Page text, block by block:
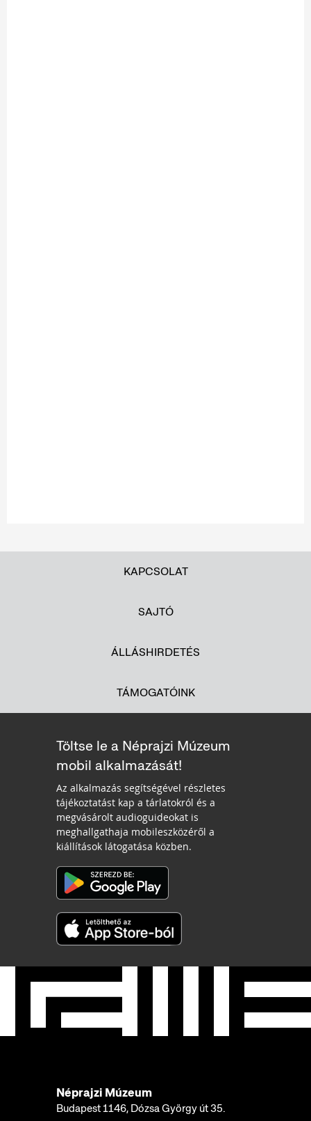
KAPCSOLAT
SAJTÓ
ÁLLÁSHIRDETÉS
TÁMOGATÓINK
Töltse le a Néprajzi Múzeum
mobil alkalmazását!
Az alkalmazás segítségével részletes
tájékoztatást kap a tárlatokról és a
megvásárolt audioguideokat is
meghallgathaja mobileszközéről a
kiállítások látogatása közben.
Néprajzi Múzeum
Budapest 1146, Dózsa György út 35.